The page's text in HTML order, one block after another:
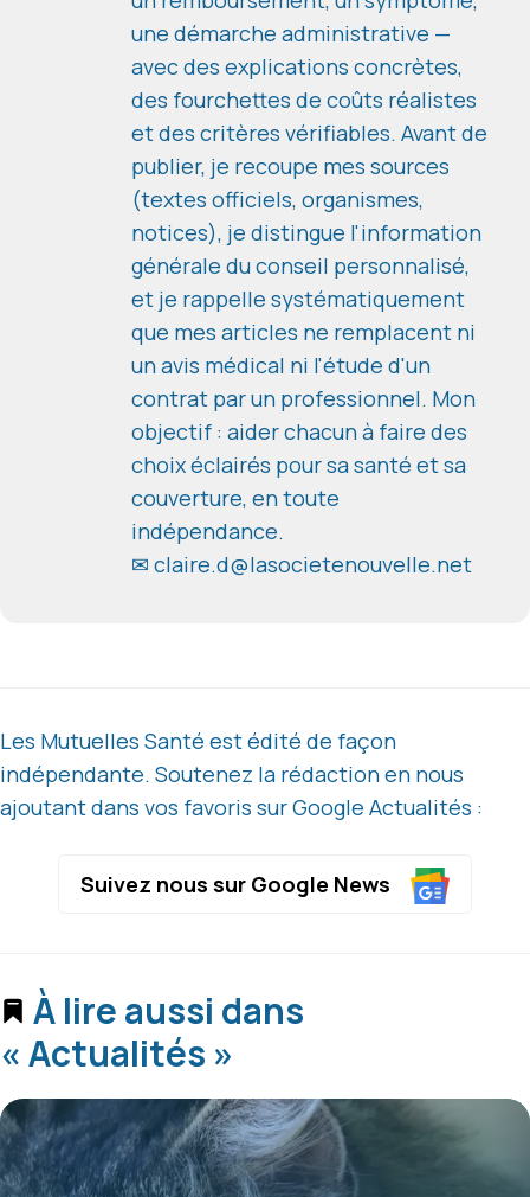
une démarche administrative —
avec des explications concrètes,
des fourchettes de coûts réalistes
et des critères vérifiables. Avant de
publier, je recoupe mes sources
(textes officiels, organismes,
notices), je distingue l'information
générale du conseil personnalisé,
et je rappelle systématiquement
que mes articles ne remplacent ni
un avis médical ni l'étude d'un
contrat par un professionnel. Mon
objectif : aider chacun à faire des
choix éclairés pour sa santé et sa
couverture, en toute
indépendance.
✉ claire.d@lasocietenouvelle.net
Les Mutuelles Santé est édité de façon
indépendante. Soutenez la rédaction en nous
ajoutant dans vos favoris sur Google Actualités :
Suivez nous sur Google News
À lire aussi dans
« Actualités »